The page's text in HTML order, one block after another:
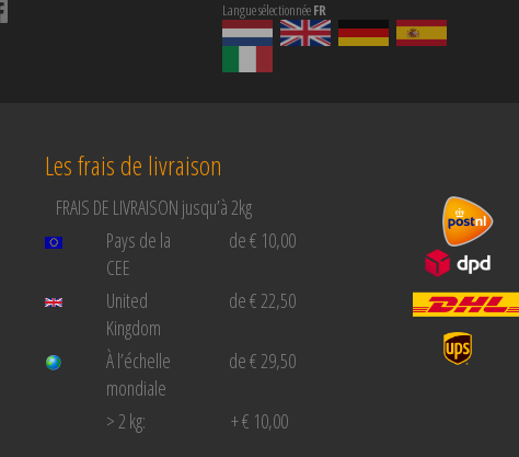
Langue sélectionnéeFR
Les frais de livraison
FRAIS DE LIVRAISON jusqu’à 2kg
Pays de la
CEE
de € 10,00
United
Kingdom
de € 22,50
À l’échelle
mondiale
de € 29,50
> 2 kg: + € 10,00